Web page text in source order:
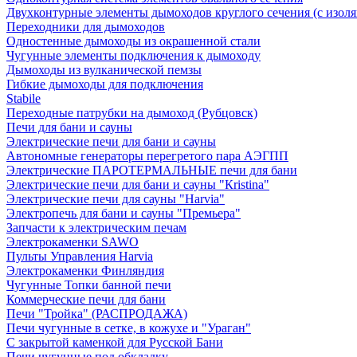
Двухконтурные элементы дымоходов круглого сечения (с
Переходники для дымоходов
Одностенные дымоходы из окрашенной стали
Чугунные элементы подключения к дымоходу
Дымоходы из вулканической пемзы
Гибкие дымоходы для подключения
Stabile
Переходные патрубки на дымоход (Рубцовск)
Печи для бани и сауны
Электрические печи для бани и сауны
Автономные генераторы перегретого пара АЭГПП
Электрические ПАРОТЕРМАЛЬНЫЕ печи для бани
Электрические печи для бани и сауны "Кristina"
Электрические печи для сауны "Harvia"
Электропечь для бани и сауны "Премьера"
Запчасти к электрическим печам
Электрокаменки SAWO
Пульты Управления Harvia
Электрокаменки Финляндия
Чугунные Топки банной печи
Коммерческие печи для бани
Печи "Тройка" (РАСПРОДАЖА)
Печи чугунные в сетке, в кожухе и "Ураган"
С закрытой каменкой для Русской Бани